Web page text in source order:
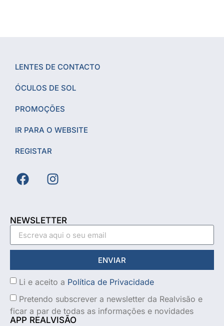
LENTES DE CONTACTO
ÓCULOS DE SOL
PROMOÇÕES
IR PARA O WEBSITE
REGISTAR
NEWSLETTER
Li e aceito a Política de Privacidade
Pretendo subscrever a newsletter da Realvisão e
ficar a par de todas as informações e novidades
ENVIAR
APP REALVISÃO